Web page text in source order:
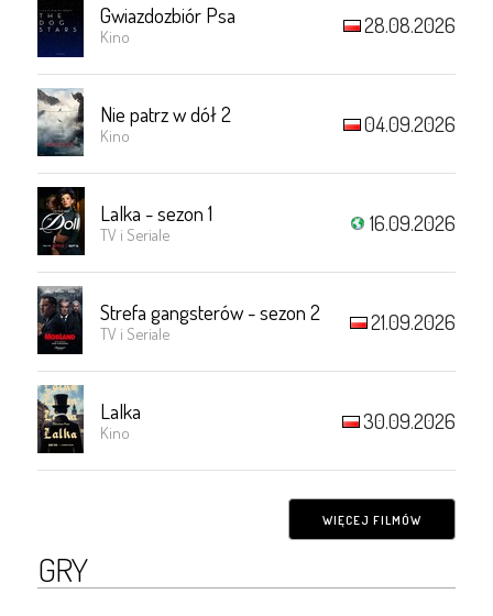
Gwiazdozbiór Psa
Kino 28.08.2026
Nie patrz w dół 2
Kino 04.09.2026
Lalka - sezon 1
TV i Seriale 16.09.2026
Strefa gangsterów - sezon 2
TV i Seriale 21.09.2026
Lalka
Kino 30.09.2026
WIĘCEJ FILMÓW
GRY